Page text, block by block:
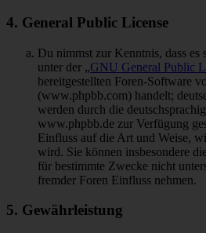
4. General Public License
Du nimmst zur Kenntnis, dass
unter der „GNU General Public
bereitgestellten Foren-Software
(www.phpbb.com) handelt;
werden durch die
www.phpbb.de zur Verfügung
Einfluss auf die Art und Weise,
wird. Sie können insbesondere
für bestimmte Zwecke nicht
fremder Foren Einfluss nehmen.
5. Gewährleistung